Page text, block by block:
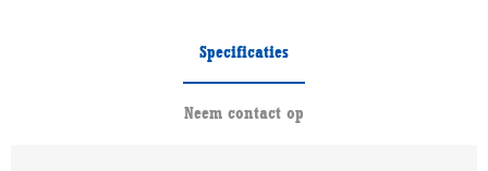
Specificaties
Neem contact op